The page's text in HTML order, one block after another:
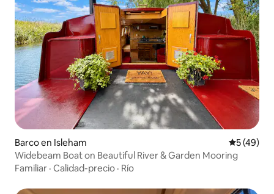
Barco en Isleham
5 (49)
Widebeam Boat on Beautiful River & Garden Mooring
Familiar · Calidad-precio · Río